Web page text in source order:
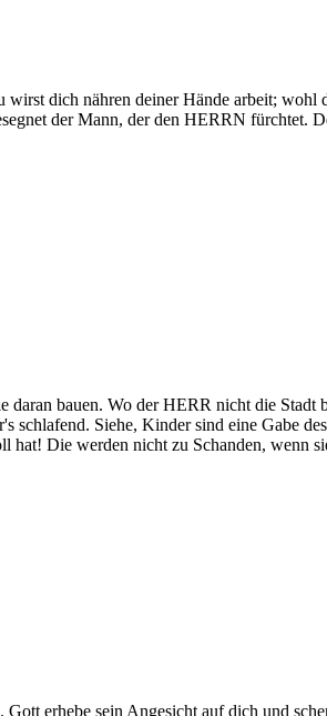
dich nähren deiner Hände arbeit;
der Mann, der den HERRN fürchtet.
bauen. Wo der HERR nicht die Stadt
schlafend. Siehe, Kinder sind eine Gabe
hat! Die werden nicht zu Schanden, wenn
erhebe sein Angesicht auf dich und